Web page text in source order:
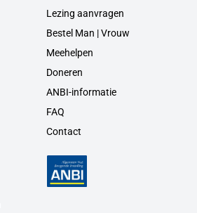
Lezing aanvragen
Bestel Man | Vrouw
Meehelpen
Doneren
ANBI-informatie
FAQ
Contact